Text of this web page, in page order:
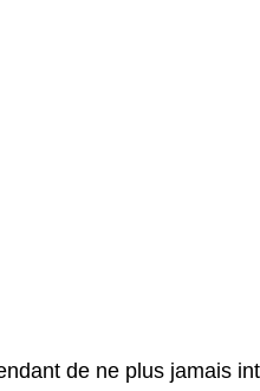
de ne plus jamais